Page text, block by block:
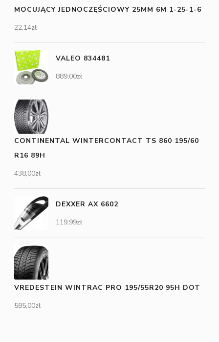
MOCUJĄCY JEDNOCZĘŚCIOWY 25MM 6M 1-25-1-6
22,14zł
VALEO 834481
889,00zł
CONTINENTAL WINTERCONTACT TS 860 195/60
R16 89H
438,00zł
DEXXER AX 6602
119,99zł
VREDESTEIN WINTRAC PRO 195/55R20 95H DOT
585,00zł